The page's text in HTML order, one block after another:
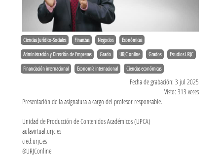
Ciencias Jurídico-Sociales Finanzas Negocios Económicas
Administración y Dirección de Empresas Grado URJC online Grados Estudios URJC
Financiación internacional Economía internacional Ciencias económicas
Fecha de grabación: 3 jul 2025
Visto: 313 veces
Presentación de la asignatura a cargo del profesor responsable.
Unidad de Producción de Contenidos Académicos (UPCA)
aulavirtual.urjc.es
cied.urjc.es
@URJConline